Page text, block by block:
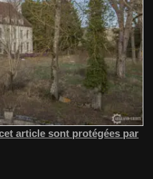
article sont protégées par